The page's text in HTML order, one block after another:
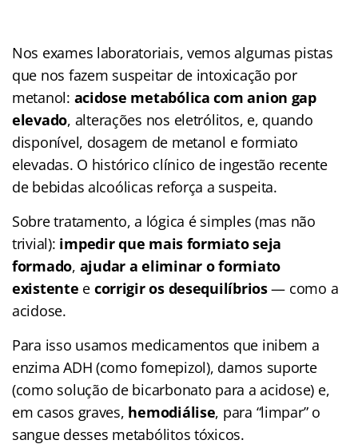
Nos exames laboratoriais, vemos algumas pistas
que nos fazem suspeitar de intoxicação por
metanol: acidose metabólica com anion gap
elevado, alterações nos eletrólitos, e, quando
disponível, dosagem de metanol e formiato
elevadas. O histórico clínico de ingestão recente
de bebidas alcoólicas reforça a suspeita.
Sobre tratamento, a lógica é simples (mas não
trivial): impedir que mais formiato seja
formado, ajudar a eliminar o formiato
existente e corrigir os desequilíbrios— como a
acidose.
Para isso usamos medicamentos que inibem a
enzima ADH (como fomepizol), damos suporte
(como solução de bicarbonato para a acidose) e,
em casos graves, hemodiálise, para “limpar” o
sangue desses metabólitos tóxicos.